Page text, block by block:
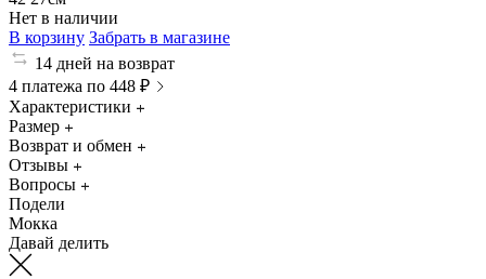
Нет в наличии
В корзину Забрать в магазине
14 дней на возврат
4 платежа по 448 ₽
Характеристики
Размер
Возврат и обмен
Отзывы
Вопросы
Подели
Мокка
Давай делить